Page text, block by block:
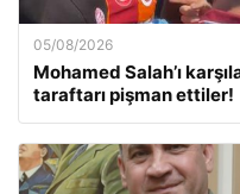
05/08/2026
Mohamed Salah’ı
taraftarı pişman ettiler!